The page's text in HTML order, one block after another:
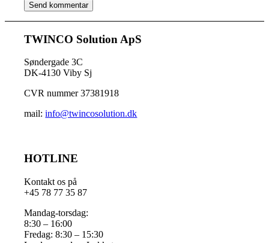
TWINCO Solution ApS
Søndergade 3C
DK-4130 Viby Sj
CVR nummer 37381918
mail:info@twincosolution.dk
HOTLINE
Kontakt os på
+45 78 77 35 87
Mandag-torsdag:
8:30 – 16:00
Fredag: 8:30 – 15:30